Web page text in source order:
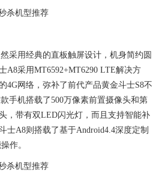
采用经典的直板触屏设计，机身简约圆
A8采用MT6592+MT6290 LTE解决方
4G网络，弥补了前代产品黄金斗士S8不
手机搭载了500万像素前置摄像头和第
，带有双LED闪光灯，而且支持智能补
士A8则搭载了基于Android4.4深度定制
作。